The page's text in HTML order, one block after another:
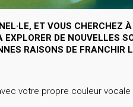
ET VOUS CHERCHEZ
EXPLORER DE NOUVELLES
RAISONS DE FRANCHIR
votre propre couleur